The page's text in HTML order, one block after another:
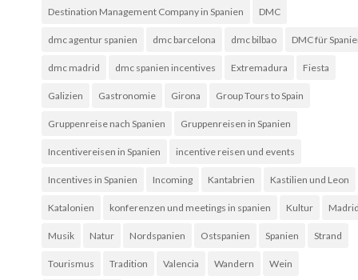
Destination Management Company in Spanien DMC
dmc agentur spanien dmc barcelona dmc bilbao DMC für
dmc madrid dmc spanien incentives Extremadura Fiesta
Galizien Gastronomie Girona Group Tours to Spain
Gruppenreise nach Spanien Gruppenreisen in Spanien
Incentivereisen in Spanien incentive reisen und events
Incentives in Spanien Incoming Kantabrien Kastilien und Leon
Katalonien konferenzen und meetings in spanien Kultur
Musik Natur Nordspanien Ostspanien Spanien Strand
Tourismus Tradition Valencia Wandern Wein